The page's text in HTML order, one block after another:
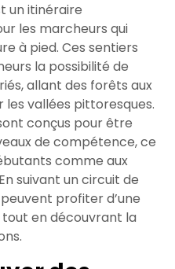
un itinéraire
les marcheurs qui
à pied. Ces sentiers
la possibilité de
allant des forêts aux
vallées pittoresques.
conçus pour être
de compétence, ce
comme aux
suivant un circuit de
profiter d’une
en découvrant la